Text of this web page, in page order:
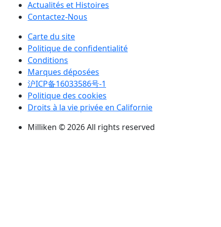
Actualités et Histoires
Contactez-Nous
Carte du site
Politique de confidentialité
Conditions
Marques déposées
沪ICP备16033586号-1
Politique des cookies
Droits à la vie privée en Californie
Milliken © 2026 All rights reserved